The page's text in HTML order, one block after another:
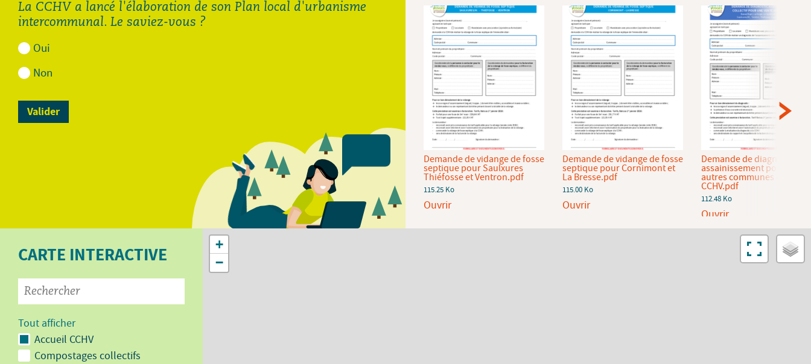
La CCHV a lancé l'élaboration de son Plan local d'urbanisme
intercommunal. Le saviez-vous ?
Oui
Non
Demande de diagnostic
assainissement pour
Cornimont et La Bresse.pdf
Demande de raccordement
au réseau d'eau potable de la
CCHV.pdf
92.94 Ko
Ouvrir
Demande de vidange de fosse
septique pour Saulxures
Thiéfosse et Ventron.pdf
115.25 Ko
Ouvrir
Demande de vidange de fosse
septique pour Cornimont et
La Bresse.pdf
115.00 Ko
Ouvrir
Demande de diagnostic
assainissement pour les
autres communes de la
CCHV.pdf
112.48 Ko
Ouvrir
CARTE INTERACTIVE
Tout afficher
Accueil CCHV
Compostages collectifs
+
−